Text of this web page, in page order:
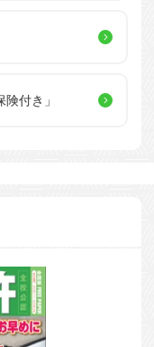
険付き」